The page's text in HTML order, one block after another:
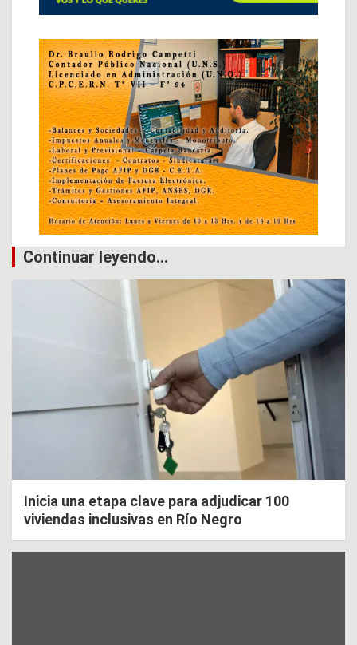
Continuar leyendo...
Inicia una etapa clave para adjudicar 100
viviendas inclusivas en Río Negro